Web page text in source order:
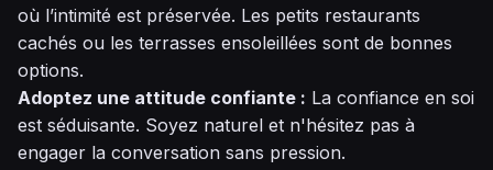
où l’intimité est préservée. Les petits restaurants
cachés ou les terrasses ensoleillées sont de bonnes
options.
Adoptez une attitude confiante : La confiance en soi
est séduisante. Soyez naturel et n'hésitez pas à
engager la conversation sans pression.